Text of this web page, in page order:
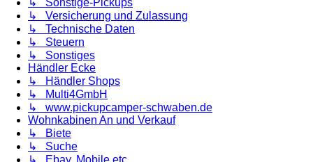
↳ Sonstige-Pickups
↳ Versicherung und Zulassung
↳ Technische Daten
↳ Steuern
↳ Sonstiges
Händler Ecke
↳ Händler Shops
↳ Multi4GmbH
↳ www.pickupcamper-schwaben.de
Wohnkabinen An und Verkauf
↳ Biete
↳ Suche